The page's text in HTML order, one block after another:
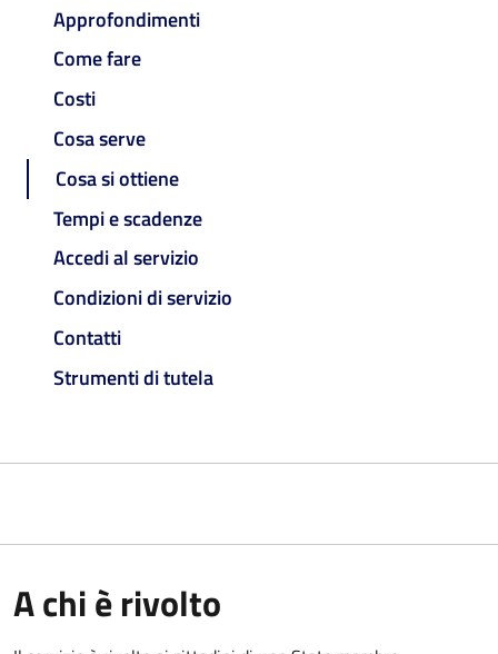
Approfondimenti
Come fare
Costi
Cosa serve
Cosa si ottiene
Tempi e scadenze
Accedi al servizio
Condizioni di servizio
Contatti
Strumenti di tutela
A chi è rivolto